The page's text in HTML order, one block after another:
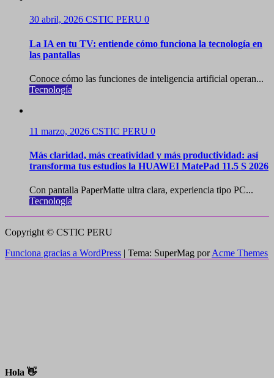
30 abril, 2026 CSTIC PERU 0
La IA en tu TV: entiende cómo funciona la tecnología en
las pantallas
Conoce cómo las funciones de inteligencia artificial operan...
Tecnología
11 marzo, 2026 CSTIC PERU 0
Más claridad, más creatividad y más productividad: así
transforma tus estudios la HUAWEI MatePad 11.5 S 2026
Con pantalla PaperMatte ultra clara, experiencia tipo PC...
Tecnología
Copyright © CSTIC PERU
Funciona gracias a WordPress | Tema: SuperMag porAcme Themes
Hola 👋